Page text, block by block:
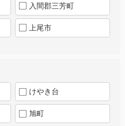
入間郡三芳町
上尾市
けやき台
旭町